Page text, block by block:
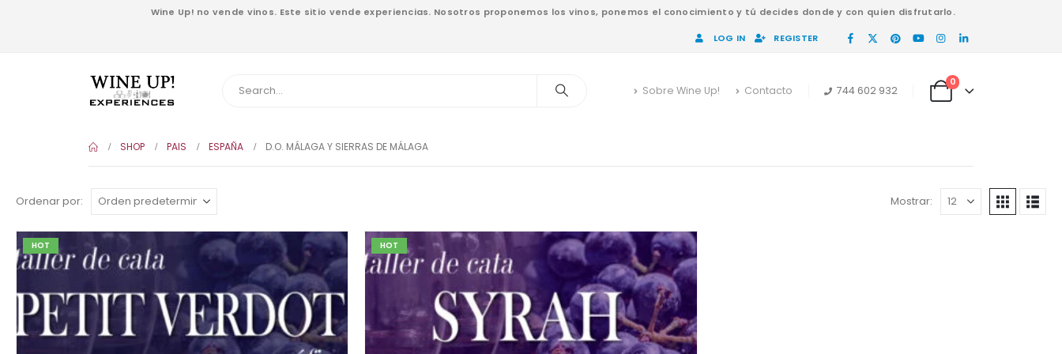
Wine Up! no vende vinos. Este sitio vende experiencias. Nosotros proponemos los vinos, ponemos el conocimiento y tú decides donde y con quien disfrutarlo.
LOG IN REGISTER
Sobre Wine Up! Contacto 744 602 932
0
SHOP PAIS ESPAÑA D.O. MÁLAGA Y SIERRAS DE MÁLAGA
Ordenar por: Mostrar:
HOT HOT